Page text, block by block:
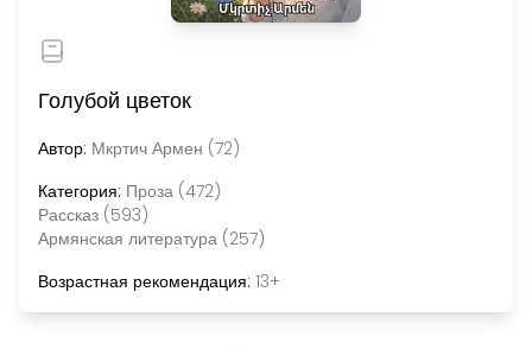
Голубой цветок
Автор: Мкртич Армен (72)
Категория: Проза (472)
Рассказ (593)
Армянская литература (257)
Возрастная рекомендация: 13+